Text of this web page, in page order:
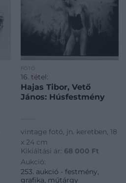
FOTÓ
16. tétel:
Hajas Tibor, Vető
János: Húsfestmény
vintage fotó, jn. keretben, 18
x 24 cm
Kikiáltási ár: 68 000 Ft
Aukció:
253. aukció - festmény,
grafika, műtárgy